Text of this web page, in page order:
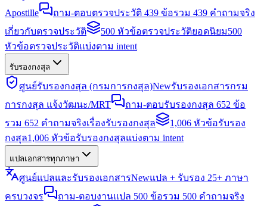
Apostille
ถาม-ตอบตรวจประวัติ 439 ข้อรวม 439 คำถามจริง
เกี่ยวกับตรวจประวัติ
500 หัวข้อตรวจประวัติยอดนิยม500
หัวข้อตรวจประวัติแบ่งตาม intent
รับรองกงสุล
ศูนย์รับรองกงสุล (กรมการกงสุล)Newรับรองเอกสารกรม
การกงสุล แจ้งวัฒนะ/MRT
ถาม-ตอบรับรองกงสุล 652 ข้อ
รวม 652 คำถามจริงเรื่องรับรองกงสุล
1,006 หัวข้อรับรอง
กงสุล1,006 หัวข้อรับรองกงสุลแบ่งตาม intent
แปลเอกสารทุกภาษา
ศูนย์แปลและรับรองเอกสารNewแปล + รับรอง 25+ ภาษา
ครบวงจร
ถาม-ตอบงานแปล 500 ข้อรวม 500 คำถามจริง